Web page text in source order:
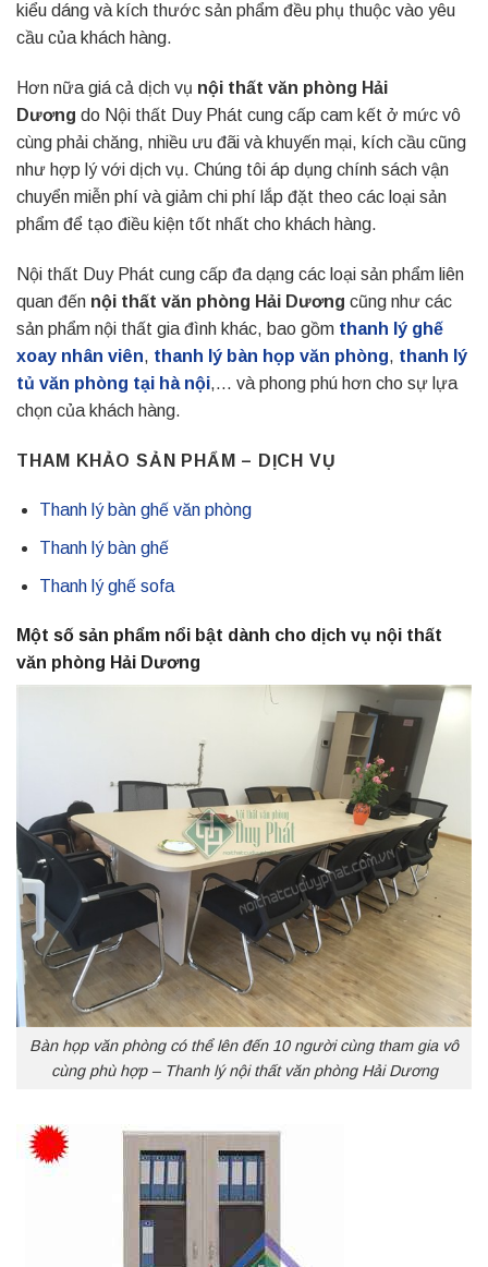
kiểu dáng và kích thước sản phẩm đều phụ thuộc vào yêu
cầu của khách hàng.
Hơn nữa giá cả dịch vụ nội thất văn phòng Hải
Dương do Nội thất Duy Phát cung cấp cam kết ở mức vô
cùng phải chăng, nhiều ưu đãi và khuyến mại, kích cầu cũng
như hợp lý với dịch vụ. Chúng tôi áp dụng chính sách vận
chuyển miễn phí và giảm chi phí lắp đặt theo các loại sản
phẩm để tạo điều kiện tốt nhất cho khách hàng.
Nội thất Duy Phát cung cấp đa dạng các loại sản phẩm liên
quan đến nội thất văn phòng Hải Dương cũng như các
sản phẩm nội thất gia đình khác, bao gồm thanh lý ghế
xoay nhân viên, thanh lý bàn họp văn phòng, thanh lý
tủ văn phòng tại hà nội,… và phong phú hơn cho sự lựa
chọn của khách hàng.
THAM KHẢO SẢN PHẨM – DỊCH VỤ
Thanh lý bàn ghế văn phòng
Thanh lý bàn ghế
Thanh lý ghế sofa
Một số sản phẩm nổi bật dành cho dịch vụ nội thất
văn phòng Hải Dương
Bàn họp văn phòng có thể lên đến 10 người cùng tham gia vô
cùng phù hợp – Thanh lý nội thất văn phòng Hải Dương